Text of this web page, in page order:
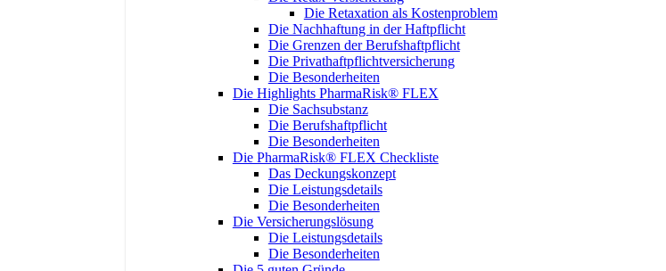
Die Retaxation als Kostenproblem
Die Nachhaftung in der Haftpflicht
Die Grenzen der Berufshaftpflicht
Die Privathaftpflichtversicherung
Die Besonderheiten
Die Highlights PharmaRisk® FLEX
Die Sachsubstanz
Die Berufshaftpflicht
Die Besonderheiten
Die PharmaRisk® FLEX Checkliste
Das Deckungskonzept
Die Leistungsdetails
Die Besonderheiten
Die Versicherungslösung
Die Leistungsdetails
Die Besonderheiten